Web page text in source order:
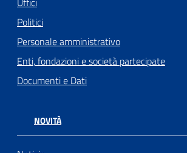
Seguici
Politici
Personale amministrativo
Enti, fondazioni e società partecipate
Documenti e Dati
NOVITÀ